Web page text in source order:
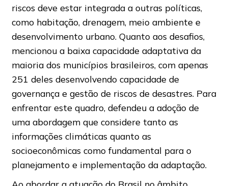
riscos deve estar integrada a outras políticas,
como habitação, drenagem, meio ambiente e
desenvolvimento urbano. Quanto aos desafios,
mencionou a baixa capacidade adaptativa da
maioria dos municípios brasileiros, com apenas
251 deles desenvolvendo capacidade de
governança e gestão de riscos de desastres. Para
enfrentar este quadro, defendeu a adoção de
uma abordagem que considere tanto as
informações climáticas quanto as
socioeconômicas como fundamental para o
planejamento e implementação da adaptação.